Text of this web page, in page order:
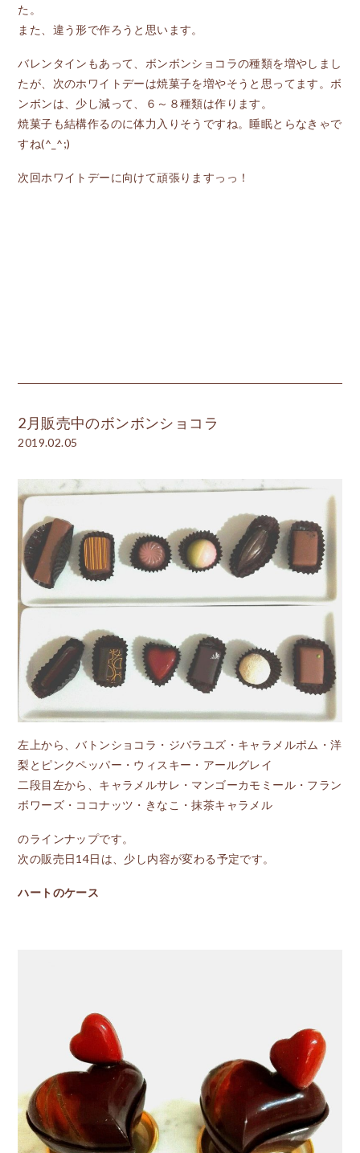
た。
また、違う形で作ろうと思います。
バレンタインもあって、ボンボンショコラの種類を増やしまし
たが、次のホワイトデーは焼菓子を増やそうと思ってます。ボ
ンボンは、少し減って、６～８種類は作ります。
焼菓子も結構作るのに体力入りそうですね。睡眠とらなきゃで
すね(^_^;)
次回ホワイトデーに向けて頑張りますっっ！
2月販売中のボンボンショコラ
2019.02.05
左上から、バトンショコラ・ジバラユズ・キャラメルポム・洋
梨とピンクペッパー・ウィスキー・アールグレイ
二段目左から、キャラメルサレ・マンゴーカモミール・フラン
ボワーズ・ココナッツ・きなこ・抹茶キャラメル
のラインナップです。
次の販売日14日は、少し内容が変わる予定です。
ハートのケース